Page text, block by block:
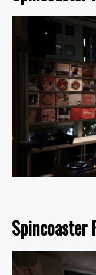
Spincoaster